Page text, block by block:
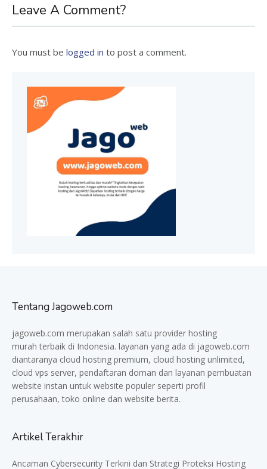
Leave A Comment?
You must be logged in to post a comment.
Tentang Jagoweb.com
jagoweb.com merupakan salah satu provider hosting
murah terbaik di Indonesia. layanan yang ada di jagoweb.com
diantaranya cloud hosting premium, cloud hosting unlimited,
cloud vps server, pendaftaran doman dan layanan pembuatan
website instan untuk website populer seperti profil
perusahaan, toko online dan website berita.
Artikel Terakhir
Ancaman Cybersecurity Terkini dan Strategi Proteksi Hosting